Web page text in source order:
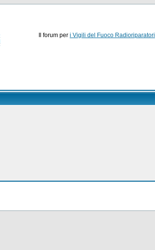
Il forum per i Vigili del Fuoco Radioriparatori